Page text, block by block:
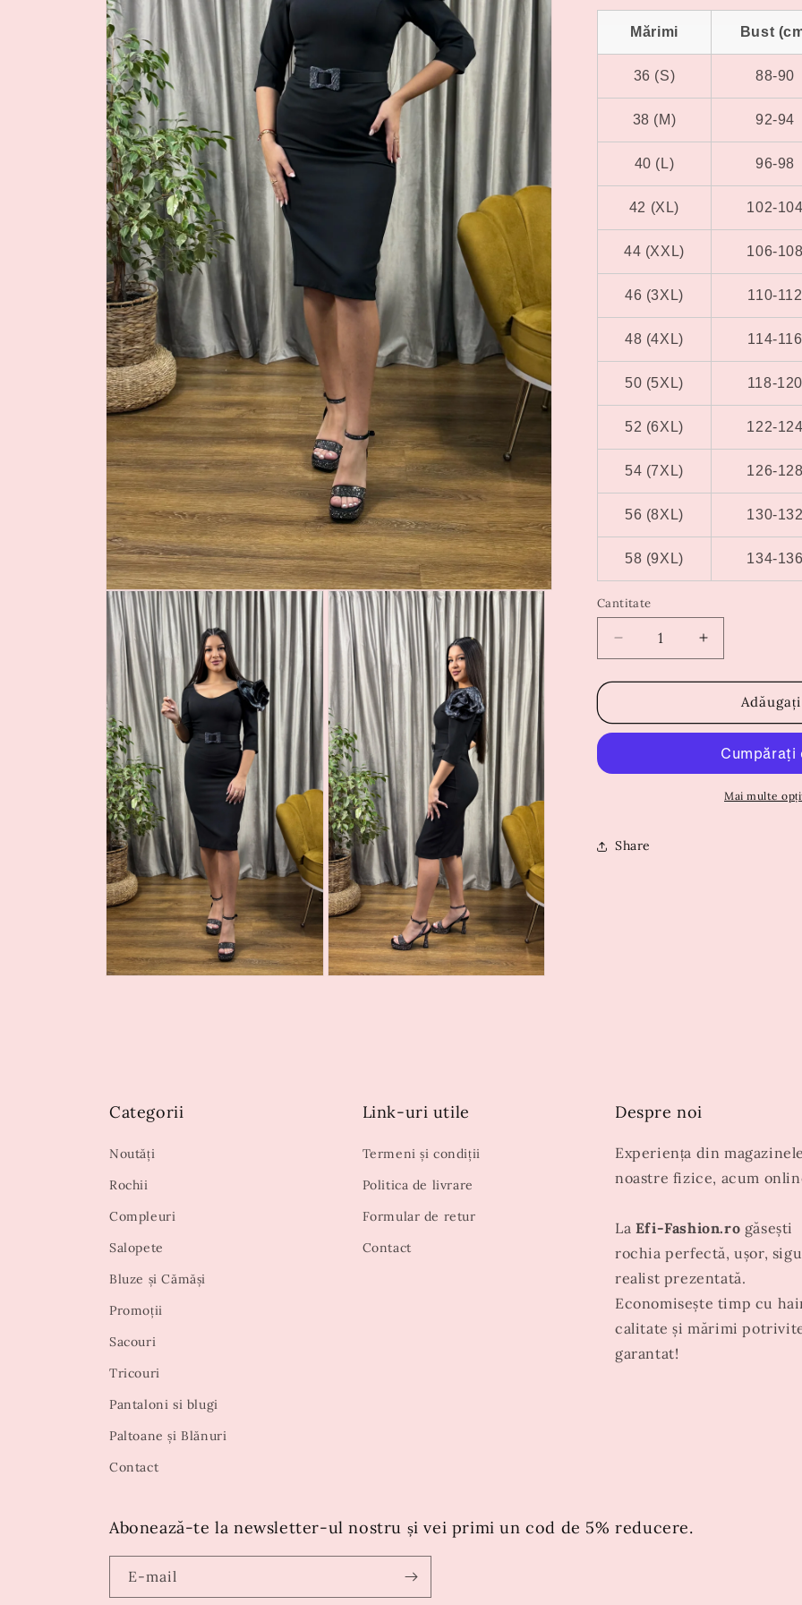
Mărimi Bust
36 (S) 88-90
38 (M) 92-94
40 (L) 96-98
42 (XL) 102-
44 (XXL) 106-
46 (3XL) 110-112
48 (4XL) 114-116
50 (5XL) 118-
52 (6XL) 122-
54 (7XL) 126-
56 (8XL) 130-
58 (9XL) 134-
Cantitate
Reduceți
cantitatea
pentru
Maria
Creșteți
cantitatea
pentru
Rochie
Maria
Mai multe
Share
Categorii
Noutăți
Rochii
Compleuri
Salopete
Bluze și Cămăși
Promoții
Sacouri
Tricouri
Pantaloni si blugi
Paltoane și Blănuri
Contact
Link-uri utile
Termeni și condiții
Politica de livrare
Formular de retur
Contact
Despre noi
Experiența din
noastre fizice, acum
La Efi-Fashion.ro găsești
rochia perfectă, ușor,
realist prezentată.
Economisește timp cu
calitate și mărimi
garantat!
Abonează-te la newsletter-ul nostru și vei primi un cod de 5% reducere.
E-mail